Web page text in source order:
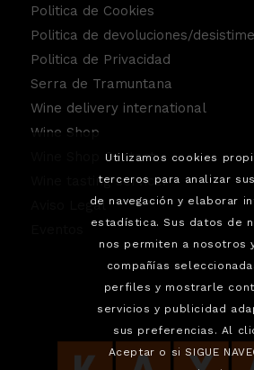
Politica de Cookies
Politica de devoluciones/
Politica de Privacidad
Serra de Tramuntana
Wine delivery international
Wine Shop
Wine Shop Contact
Wine tasting service.
Aviso Legal
Utilizamos cookies
terceros para analizar
de navegación y elaborar
estadística. Sus datos de
nos permiten a nosotros
compañías
perfiles y mostrarle
servicios y publicidad
sus preferencias. Al
Aceptar o si SIGUE